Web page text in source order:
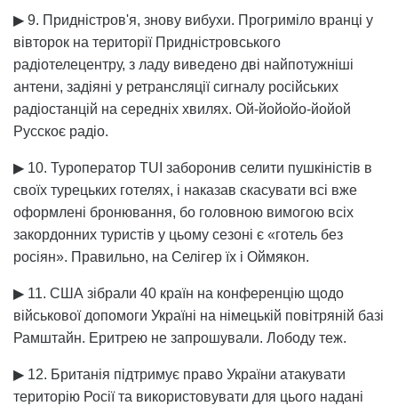
▶ 9. Придністров'я, знову вибухи. Прогриміло вранці у
вівторок на території Придністровського
радіотелецентру, з ладу виведено дві найпотужніші
антени, задіяні у ретрансляції сигналу російських
радіостанцій на середніх хвилях. Ой-йойойо-йойой
Русскоє радіо.
▶ 10. Туроператор TUI заборонив селити пушкіністів в
своїх турецьких готелях, і наказав скасувати всі вже
оформлені бронювання, бо головною вимогою всіх
закордонних туристів у цьому сезоні є «готель без
росіян». Правильно, на Селігер їх і Оймякон.
▶ 11. США зібрали 40 країн на конференцію щодо
військової допомоги Україні на німецькій повітряній базі
Рамштайн. Еритрею не запрошували. Лободу теж.
▶ 12. Британія підтримує право України атакувати
територію Росії та використовувати для цього надані